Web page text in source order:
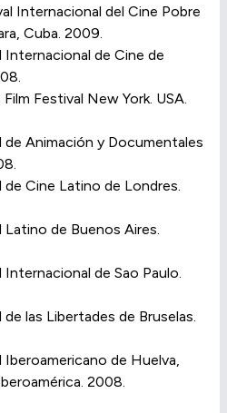
Internacional del Cine Pobre
Cuba. 2009.
de Cine de
Festival New York. USA.
Animación y Documentales
Cine Latino de Londres.
de Buenos Aires.
de Sao Paulo.
las Libertades de Bruselas.
de Huelva,
2008.